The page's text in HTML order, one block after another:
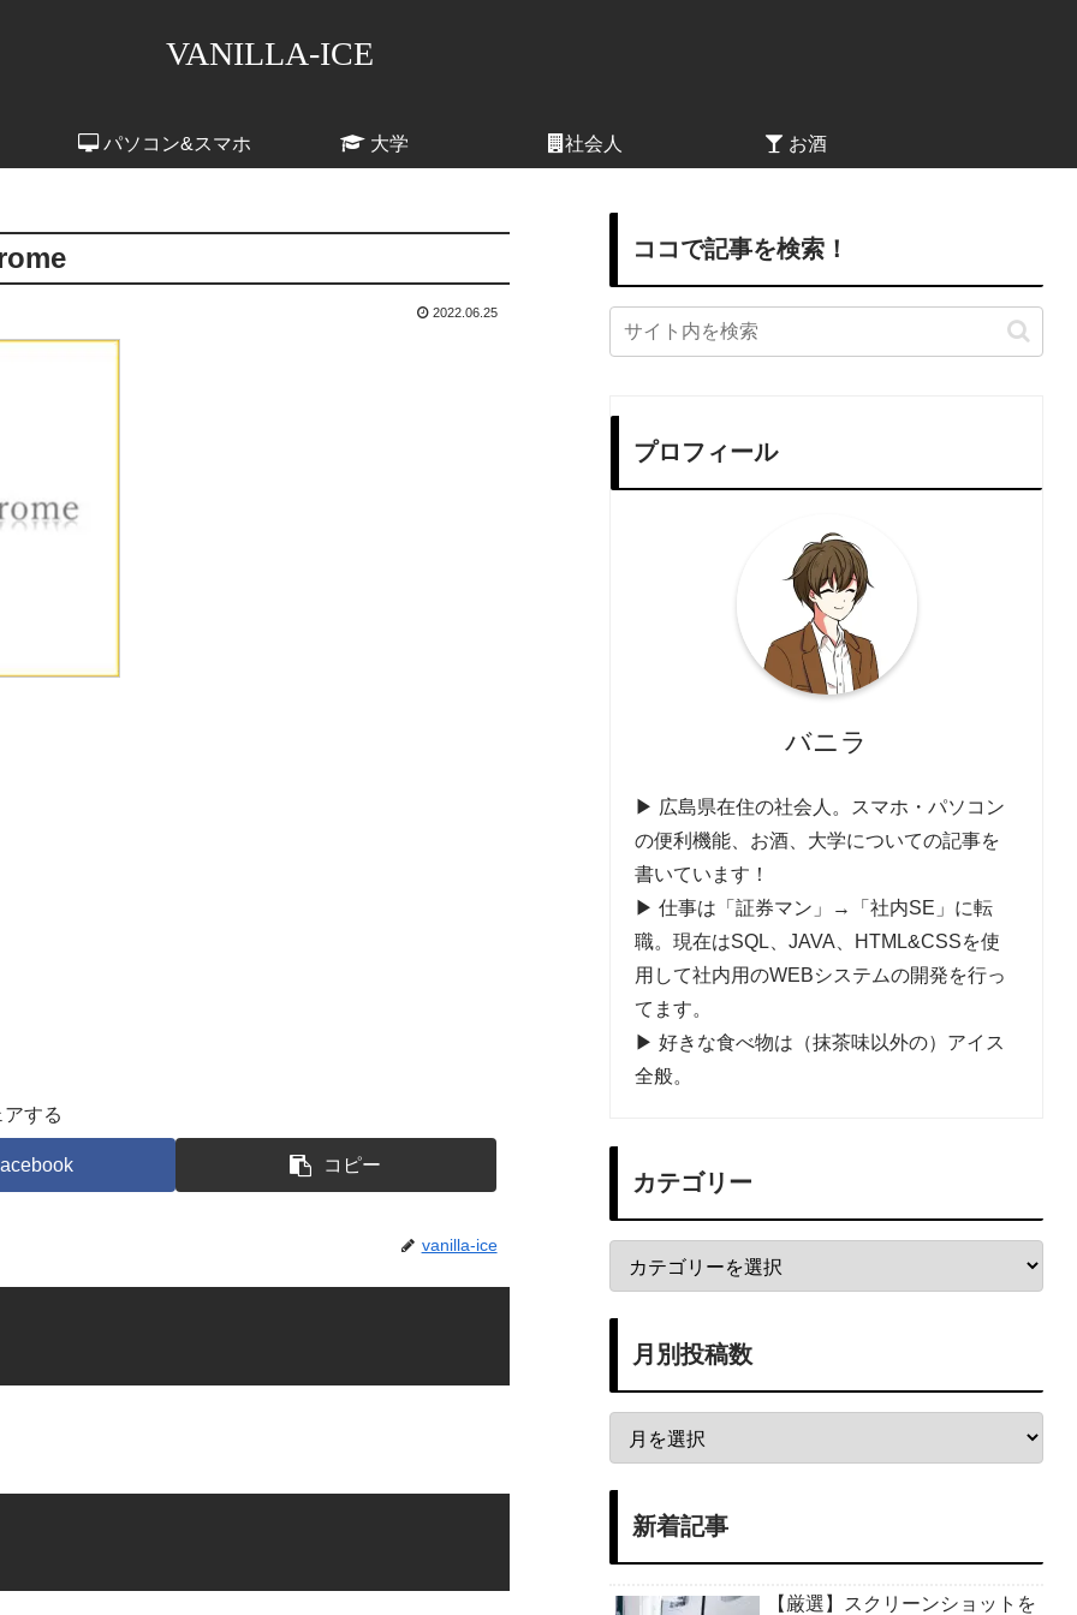
VANILLA-ICE
パソコン&スマホ 大学 社会人 お酒
2022.06.25
する
コピー
vanilla-ice
ココで記事を検索！
プロフィール
バニラ
▶ 広島県在住の社会人。スマホ・パソコン
の便利機能、お酒、大学についての記事を
書いています！
▶ 仕事は「証券マン」→「社内SE」に転
職。現在はSQL、JAVA、HTML&CSSを使
用して社内用のWEBシステムの開発を行っ
てます。
▶ 好きな食べ物は（抹茶味以外の）アイス
全般。
カテゴリー
月別投稿数
新着記事
【厳選】スクリーンショットを